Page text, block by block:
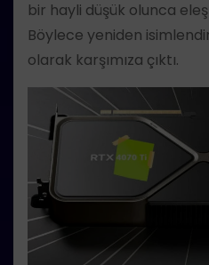
bir hayli düşük olunca
Böylece yeniden
olarak karşımıza çıktı.